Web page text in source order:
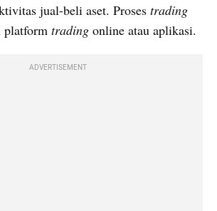
jual-beli aset. Proses trading
platform trading online atau aplikasi.
ADVERTISEMENT